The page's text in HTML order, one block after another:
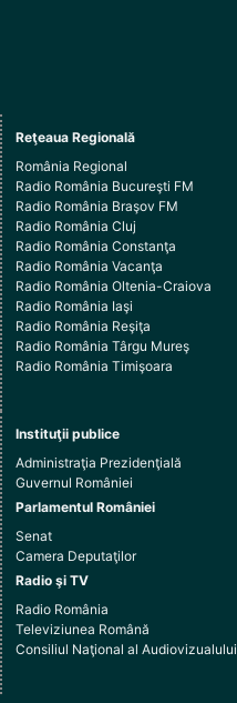
Reţeaua Regională
România Regional
Radio România Bucureşti FM
Radio România Braşov FM
Radio România Cluj
Radio România Constanţa
Radio România Vacanţa
Radio România Oltenia-Craiova
Radio România Iaşi
Radio România Reşiţa
Radio România Târgu Mureş
Radio România Timişoara
Instituţii publice
Administraţia Prezidenţială
Guvernul României
Parlamentul României
Senat
Camera Deputaţilor
Radio şi TV
Radio România
Televiziunea Română
Consiliul Naţional al Audiovizualului